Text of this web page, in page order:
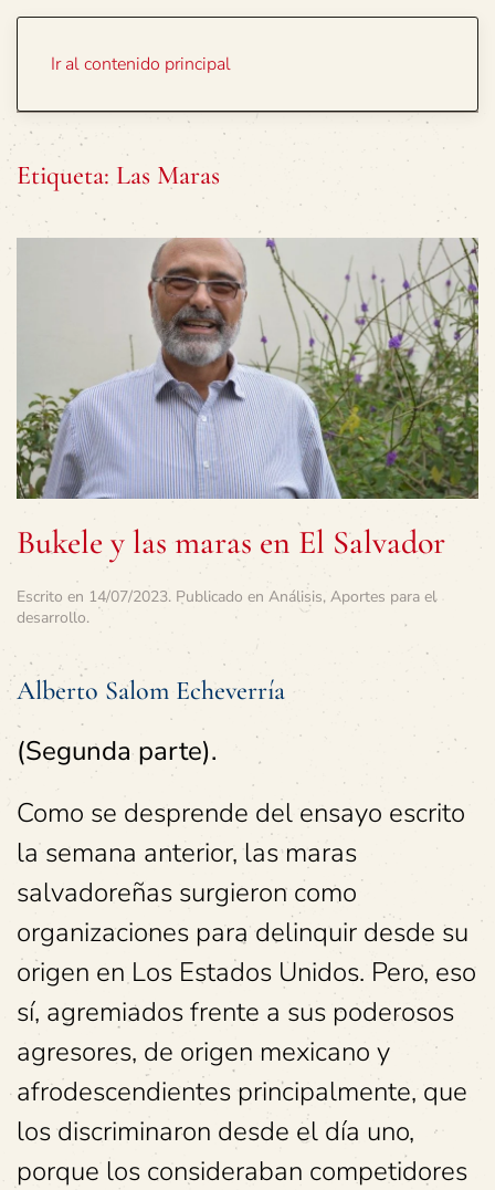
Ir al contenido principal
Etiqueta: Las Maras
Bukele y las maras en El Salvador
Escrito en 14/07/2023. Publicado en Análisis, Aportes para el
desarrollo.
Alberto Salom Echeverría
(Segunda parte).
Como se desprende del ensayo escrito
la semana anterior, las maras
salvadoreñas surgieron como
organizaciones para delinquir desde su
origen en Los Estados Unidos. Pero, eso
sí, agremiados frente a sus poderosos
agresores, de origen mexicano y
afrodescendientes principalmente, que
los discriminaron desde el día uno,
porque los consideraban competidores